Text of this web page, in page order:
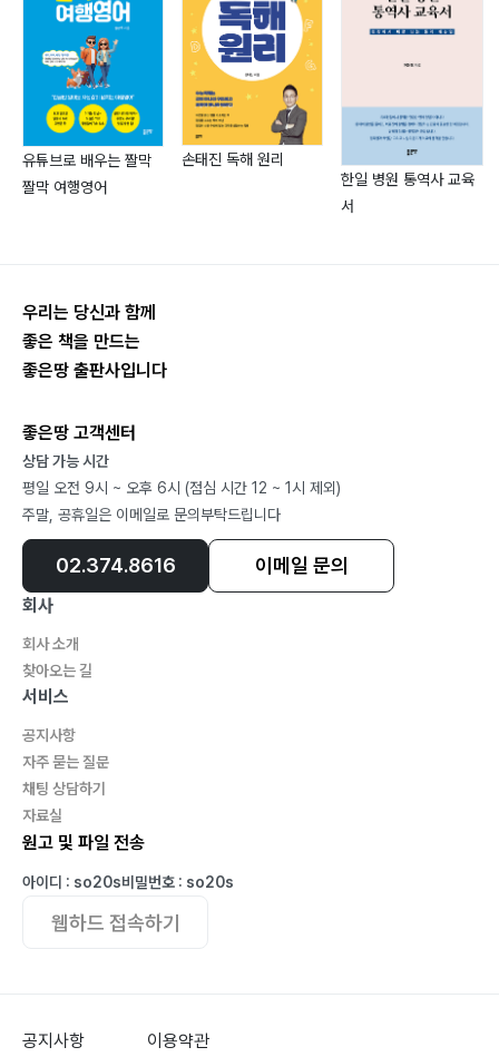
032 등위접속사
033 명령문
034 명사
035 명사절
036 목적어
037 문장
038 미래 시제
042 부가의문문
043 부사
044 부사구
046 부정문
047 분사
048 비교 구문
049 be동사
050 비인칭주어
051 빈도부사
053 상관접속사
054 생략
055 선택의문문
056 선행사
057 소유대명사
058 수동
059 수동태
060 수동태의 형태
061 수량 형용사
065 시제
유튜브로 배우는 짤막
짤막 여행영어
손태진 독해 원리
한일 병원 통역사 교육
서
우리는 당신과 함께
좋은 책을 만드는
좋은땅 출판사입니다
좋은땅 고객센터
상담 가능 시간
평일 오전 9시 ~ 오후 6시 (점심 시간 12 ~ 1시 제외)
주말, 공휴일은 이메일로 문의부탁드립니다
02.374.8616 이메일 문의
회사
회사 소개
찾아오는 길
서비스
공지사항
자주 묻는 질문
채팅 상담하기
자료실
원고 및 파일 전송
아이디 : so20s비밀번호 : so20s
웹하드 접속하기
공지사항 이용약관